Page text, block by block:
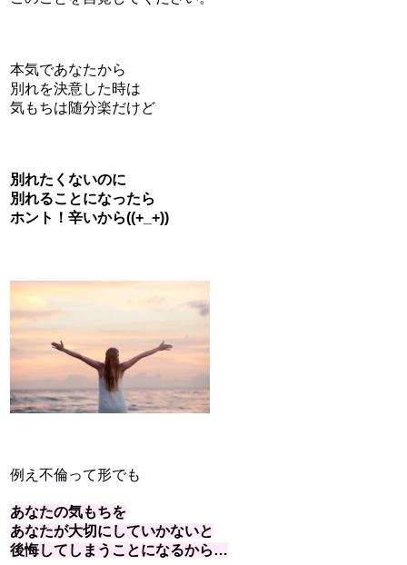
本気であなたから
別れを決意した時は
気もちは随分楽だけど
別れたくないのに
別れることになったら
ホント！辛いから((+_+))
例え不倫って形でも
あなたの気もちを
あなたが大切にしていかないと
後悔してしまうことになるから…